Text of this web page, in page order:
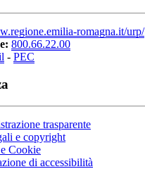
romagna.it/urp/
800.66.22.00
- PEC
trasparente
e copyright
Cookie
di accessibilità